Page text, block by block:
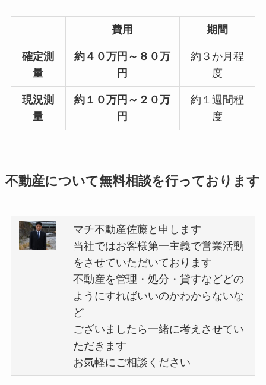
費用 期間
確定測
量
約４０万円～８０万
円
約３か月程
度
現況測
量
約１０万円～２０万
円
約１週間程
度
不動産について無料相談を行っております
マチ不動産佐藤と申します
当社ではお客様第一主義で営業活動
をさせていただいております
不動産を管理・処分・貸すなどどの
ようにすればいいのかわからないな
ど
ございましたら一緒に考えさせてい
ただきます
お気軽にご相談ください